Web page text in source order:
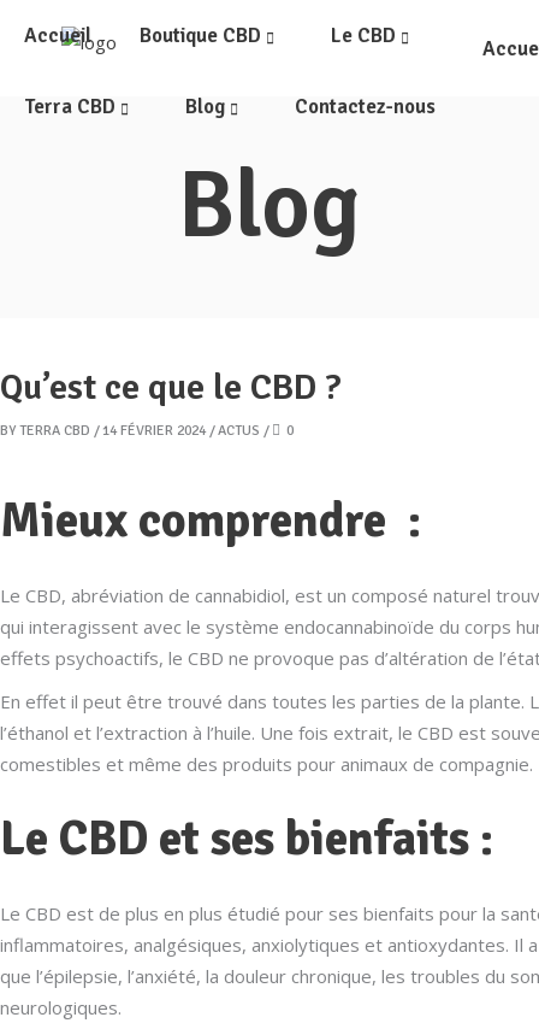
Accueil Boutique CBD
Fleurs CBD
Résines
E-liquides CBD
Cosmétiques au CBD
Le CBD
Terra CBD Blog Contactez-nous
Blog
Qu’est ce que le CBD ?
BY TERRA CBD 14 FÉVRIER 2024 ACTUS 0
Mieux comprendre :
Le CBD, abréviation de cannabidiol, est un composé naturel
qui interagissent avec le système endocannabinoïde du corps
effets psychoactifs, le CBD ne provoque pas d’altération de
En effet il peut être trouvé dans toutes les parties de la plante.
l’éthanol et l’extraction à l’huile. Une fois extrait, le CBD est
comestibles et même des produits pour animaux de compagnie.
Le CBD et ses bienfaits :
Le CBD est de plus en plus étudié pour ses bienfaits pour la
inflammatoires, analgésiques, anxiolytiques et antioxydantes.
que l’épilepsie, l’anxiété, la douleur chronique, les troubles du
neurologiques.